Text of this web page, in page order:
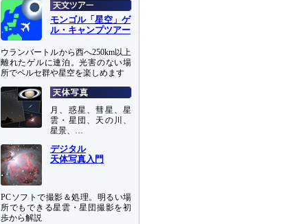
モンゴル「星空」ゲ
ル・キャンプツアー
ウランバートルから西へ250km以上
離れたゲルに連泊。光害のない場
所でペルセ群や星空を楽しめます
月、惑星、彗星、星
雲・星団、天の川、
星景、…
デジタル
天体写真入門
PCソフトで撮影＆処理。明るい場
所でもできる星雲・星団撮影を初
歩から解説